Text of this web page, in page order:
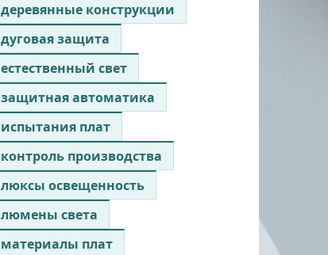
деревянные конструкции
дуговая защита
естественный свет
защитная автоматика
испытания плат
контроль производства
люксы освещенность
люмены света
материалы плат